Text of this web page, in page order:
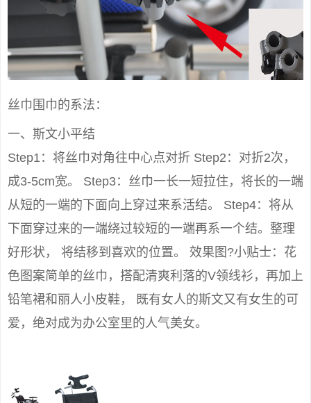
丝巾围巾的系法：
一、斯文小平结
Step1：将丝巾对角往中心点对折 Step2：对折2次，
成3-5cm宽。 Step3：丝巾一长一短拉住，将长的一端
从短的一端的下面向上穿过来系活结。 Step4：将从
下面穿过来的一端绕过较短的一端再系一个结。整理
好形状， 将结移到喜欢的位置。 效果图?小贴士：花
色图案简单的丝巾，搭配清爽利落的V领线衫，再加上
铅笔裙和丽人小皮鞋， 既有女人的斯文又有女生的可
爱，绝对成为办公室里的人气美女。